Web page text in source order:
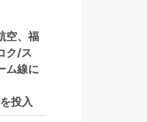
空、福
ク/ス
ム線に
投入